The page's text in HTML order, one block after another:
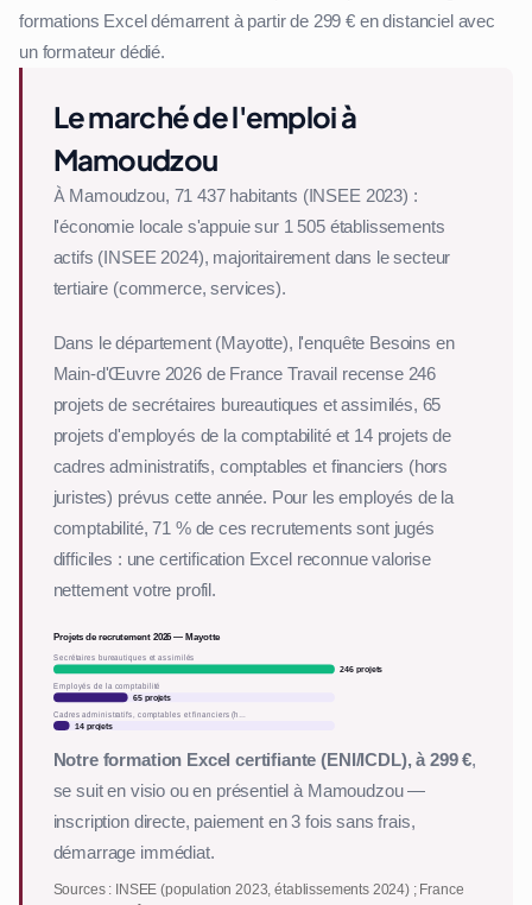
formations Excel démarrent à partir de 299 € en distanciel avec
un formateur dédié.
Le marché de l'emploi à
Mamoudzou
À Mamoudzou, 71 437 habitants (INSEE 2023) :
l'économie locale s'appuie sur 1 505 établissements
actifs (INSEE 2024), majoritairement dans le secteur
tertiaire (commerce, services).
Dans le département (Mayotte), l'enquête Besoins en
Main-d'Œuvre 2026 de France Travail recense 246
projets de secrétaires bureautiques et assimilés, 65
projets d'employés de la comptabilité et 14 projets de
cadres administratifs, comptables et financiers (hors
juristes) prévus cette année. Pour les employés de la
comptabilité, 71 % de ces recrutements sont jugés
difficiles : une certification Excel reconnue valorise
nettement votre profil.
Projets de recrutement 2026 — Mayotte
Secrétaires bureautiques et assimilés
246 projets
Employés de la comptabilité
65 projets
Cadres administratifs, comptables et financiers (h…
14 projets
Notre formation Excel certifiante (ENI/ICDL), à 299 €,
se suit en visio ou en présentiel à Mamoudzou —
inscription directe, paiement en 3 fois sans frais,
démarrage immédiat.
Sources : INSEE (population 2023, établissements 2024) ; France